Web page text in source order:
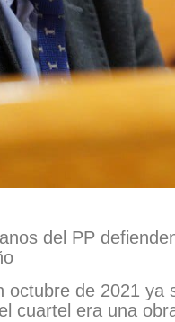
del PP
octubre de 2021
cuartel era una